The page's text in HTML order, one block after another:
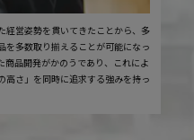
経営姿勢を貫いてきたことから、多
を多数取り揃えることが可能になっ
商品開発がかのうであり、これによ
高さ」を同時に追求する強みを持っ